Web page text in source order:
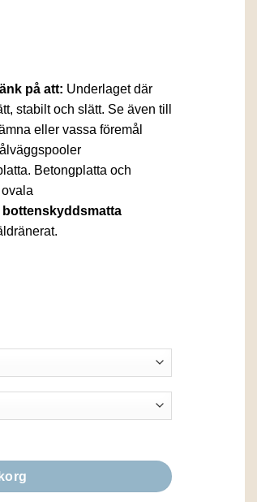
på att: Underlaget där
stabilt och slätt. Se även till
eller vassa föremål
Betongplatta och